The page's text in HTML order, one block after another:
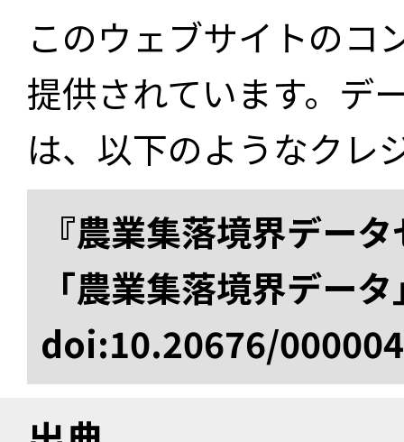
このウェブサイトのコ
提供されています。デ
は、以下のようなクレ
『農業集落境界デー
「農業集落境界デー
doi:10.20676/